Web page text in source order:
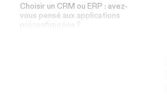
Choisir un CRM ou ERP : avez-
vous pensé aux applications